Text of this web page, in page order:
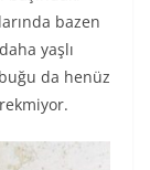
bazen
yaşlı
da henüz